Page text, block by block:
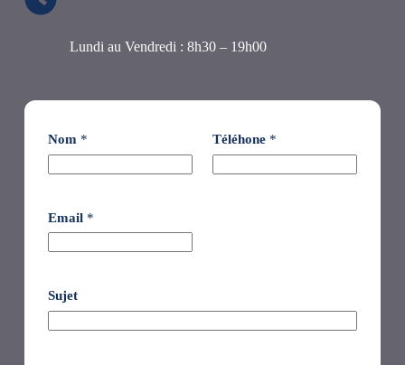
Lundi au Vendredi : 8h30 – 19h00
Nom * Téléhone *
Email *
Sujet